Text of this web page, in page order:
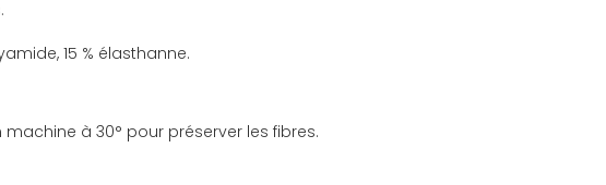
15 % élasthanne.
à 30° pour préserver les fibres.